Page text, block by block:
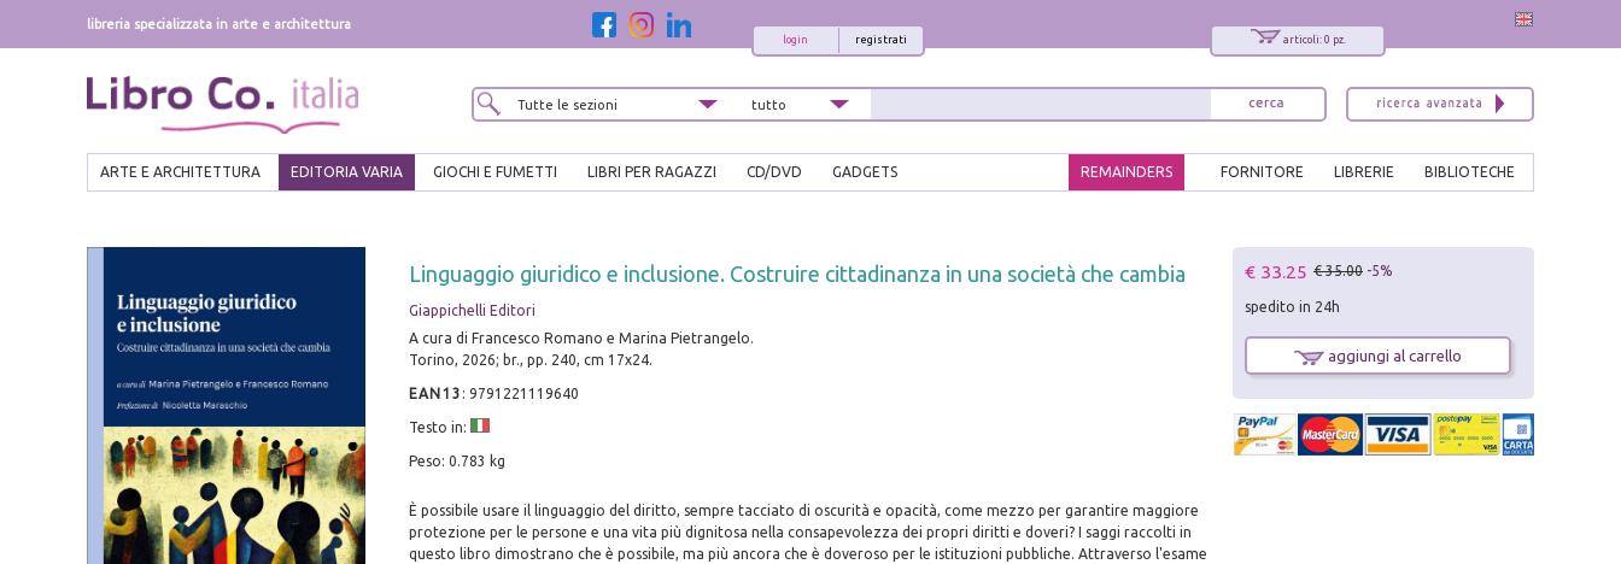
libreria specializzata in arte e architettura
articoli: 0 pz.
registrati
login
ARTE E ARCHITETTURA EDITORIA VARIA GIOCHI E FUMETTI LIBRI PER RAGAZZI CD/DVD GADGETS BIBLIOTECHE
LIBRERIE
FORNITORE
REMAINDERS
Linguaggio giuridico e inclusione. Costruire cittadinanza in una società che cambia
Giappichelli Editori
A cura di Francesco Romano e Marina Pietrangelo.
Torino, 2026; br., pp. 240, cm 17x24.
EAN13 : 9791221119640
Testo in:
Peso: 0.783 kg
È possibile usare il linguaggio del diritto, sempre tacciato di oscurità e opacità, come mezzo per garantire maggiore
protezione per le persone e una vita più dignitosa nella consapevolezza dei propri diritti e doveri? I saggi raccolti in
questo libro dimostrano che è possibile, ma più ancora che è doveroso per le istituzioni pubbliche. Attraverso l'esame
€ 33.25 € 35.00 -5%
spedito in 24h
aggiungi al carrello
x
Interessato ai nostri libri?
Sarai informato delle nostre novità, potrai
comunque cancellarti quando desideri.
modulo di iscrizione